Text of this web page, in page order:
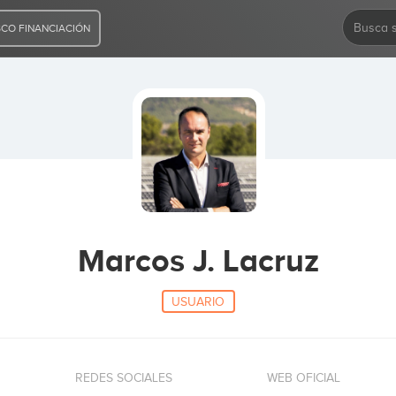
FINANCIACIÓN
Marcos J. Lacruz
USUARIO
REDES SOCIALES WEB OFICIAL